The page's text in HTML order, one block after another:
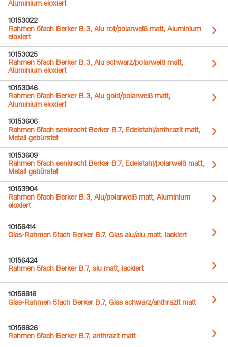
Aluminium eloxiert
10153022
Rahmen 5fach Berker B.3, Alu rot/polarweiß matt, Aluminium
eloxiert
10153025
Rahmen 5fach Berker B.3, Alu schwarz/polarweiß matt,
Aluminium eloxiert
10153046
Rahmen 5fach Berker B.3, Alu gold/polarweiß matt,
Aluminium eloxiert
10153606
Rahmen 5fach senkrecht Berker B.7, Edelstahl/anthrazit matt,
Metall gebürstet
10153609
Rahmen 5fach senkrecht Berker B.7, Edelstahl/polarweiß matt,
Metall gebürstet
10153904
Rahmen 5fach Berker B.3, Alu/polarweiß matt, Aluminium
eloxiert
10156414
Glas-Rahmen 5fach Berker B.7, Glas alu/alu matt, lackiert
10156424
Rahmen 5fach Berker B.7, alu matt, lackiert
10156616
Glas-Rahmen 5fach Berker B.7, Glas schwarz/anthrazit matt
10156626
Rahmen 5fach Berker B.7, anthrazit matt